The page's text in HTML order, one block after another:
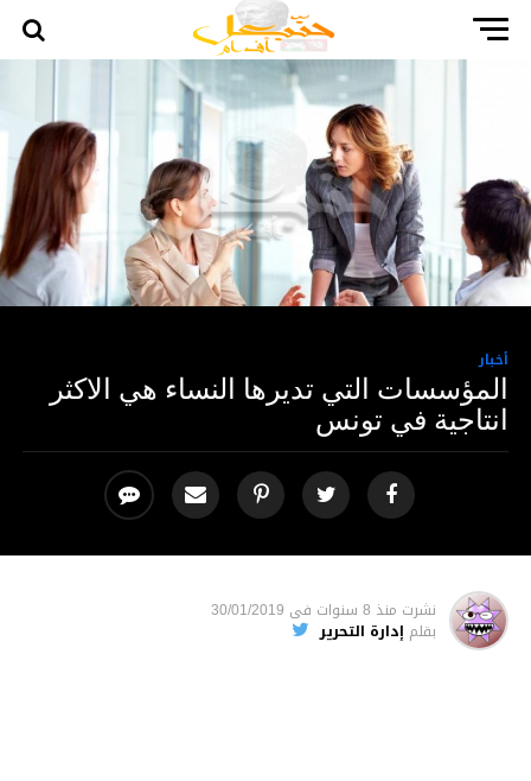
أخبار
المؤسسات التي تديرها النساء هي الاكثر
انتاجية في تونس
نشرت منذ 8 سنوات فى 30/01/2019
بقلم إدارة التحرير